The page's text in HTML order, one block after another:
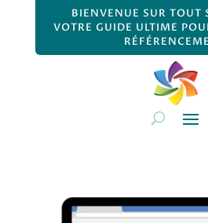
BIENVENUE SUR TOUT
VOTRE GUIDE ULTIME